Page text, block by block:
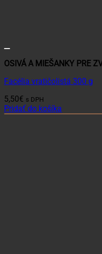
OSIVÁ A MIEŠANKY PRE
Facélia vratičolistá 300 g
5,50€ s DPH
Pridať do košíka